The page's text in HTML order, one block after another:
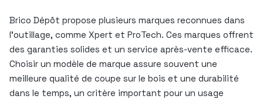
Brico Dépôt propose plusieurs marques reconnues dans
l’outillage, comme Xpert et ProTech. Ces marques offrent
des garanties solides et un service après-vente efficace.
Choisir un modèle de marque assure souvent une
meilleure qualité de coupe sur le bois et une durabilité
dans le temps, un critère important pour un usage